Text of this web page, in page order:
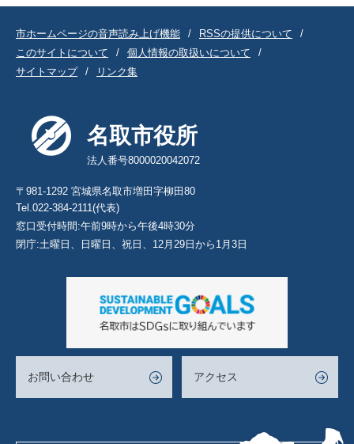
市ホームページの音声読み上げ機能
RSSの提供について
このサイトについて
個人情報の取扱いについて
サイトマップ
リンク集
名取市役所
法人番号8000020042072
〒981-1292 宮城県名取市増田字柳田80
Tel.022-384-2111(代表)
窓口受付時間:午前9時から午後4時30分
閉庁:土曜日、日曜日、祝日、12月29日から1月3日
お問い合わせ アクセス